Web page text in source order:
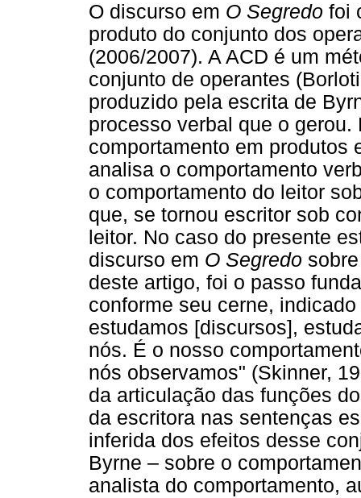
O discurso em O Segredo foi
produto do conjunto dos
(2006/2007). A ACD é um
conjunto de operantes
produzido pela escrita de
processo verbal que o
comportamento em produtos
analisa o comportamento
o comportamento do leitor
que, se tornou escritor sob
leitor. No caso do presente
discurso em O Segredo
deste artigo, foi o passo
conforme seu cerne,
estudamos [discursos],
nós. É o nosso
nós observamos" (Skinner,
da articulação das funções
da escritora nas sentenças
inferida dos efeitos desse
Byrne – sobre o
analista do comportamento,